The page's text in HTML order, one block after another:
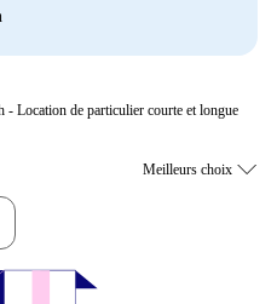
- Location de particulier courte et longue